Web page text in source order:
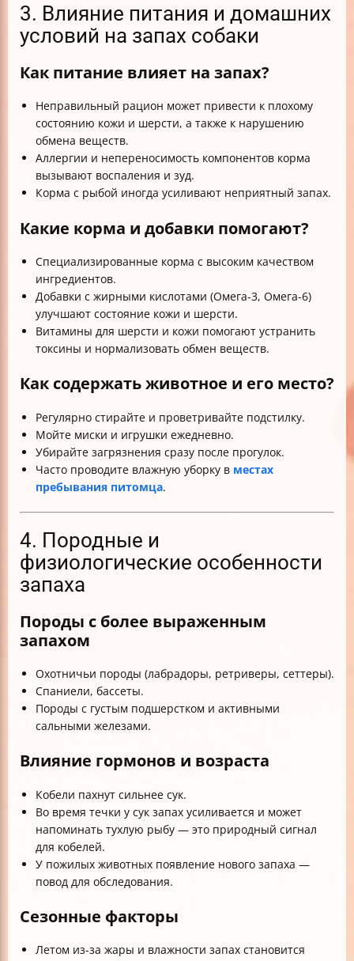
3. Влияние питания и домашних
условий на запах собаки
Как питание влияет на запах?
Неправильный рацион может привести к плохому
состоянию кожи и шерсти, а также к нарушению
обмена веществ.
Аллергии и непереносимость компонентов корма
вызывают воспаления и зуд.
Корма с рыбой иногда усиливают неприятный запах.
Какие корма и добавки помогают?
Специализированные корма с высоким качеством
ингредиентов.
Добавки с жирными кислотами (Омега-3, Омега-6)
улучшают состояние кожи и шерсти.
Витамины для шерсти и кожи помогают устранить
токсины и нормализовать обмен веществ.
Как содержать животное и его место?
Регулярно стирайте и проветривайте подстилку.
Мойте миски и игрушки ежедневно.
Убирайте загрязнения сразу после прогулок.
Часто проводите влажную уборку в местах
пребывания питомца.
4. Породные и
физиологические особенности
запаха
Породы с более выраженным
запахом
Охотничьи породы (лабрадоры, ретриверы, сеттеры).
Спаниели, бассеты.
Породы с густым подшерстком и активными
сальными железами.
Влияние гормонов и возраста
Кобели пахнут сильнее сук.
Во время течки у сук запах усиливается и может
напоминать тухлую рыбу — это природный сигнал
для кобелей.
У пожилых животных появление нового запаха —
повод для обследования.
Сезонные факторы
Летом из-за жары и влажности запах становится